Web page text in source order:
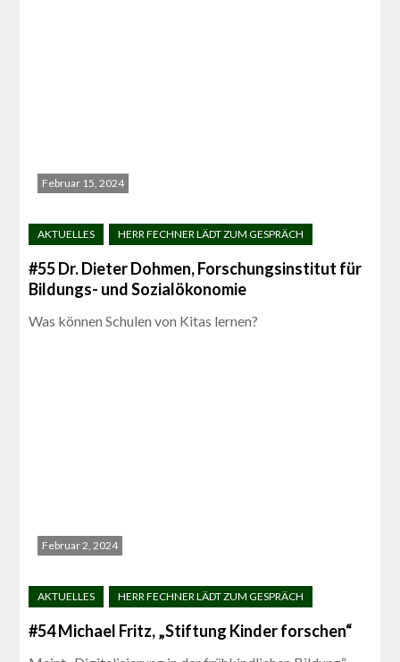
Februar 15, 2024
#55 Dr. Dieter Dohmen, Forschungsinstitut für
Bildungs- und Sozialökonomie
Was können Schulen von Kitas lernen?
Februar 2, 2024
#54 Michael Fritz, „Stiftung Kinder forschen“